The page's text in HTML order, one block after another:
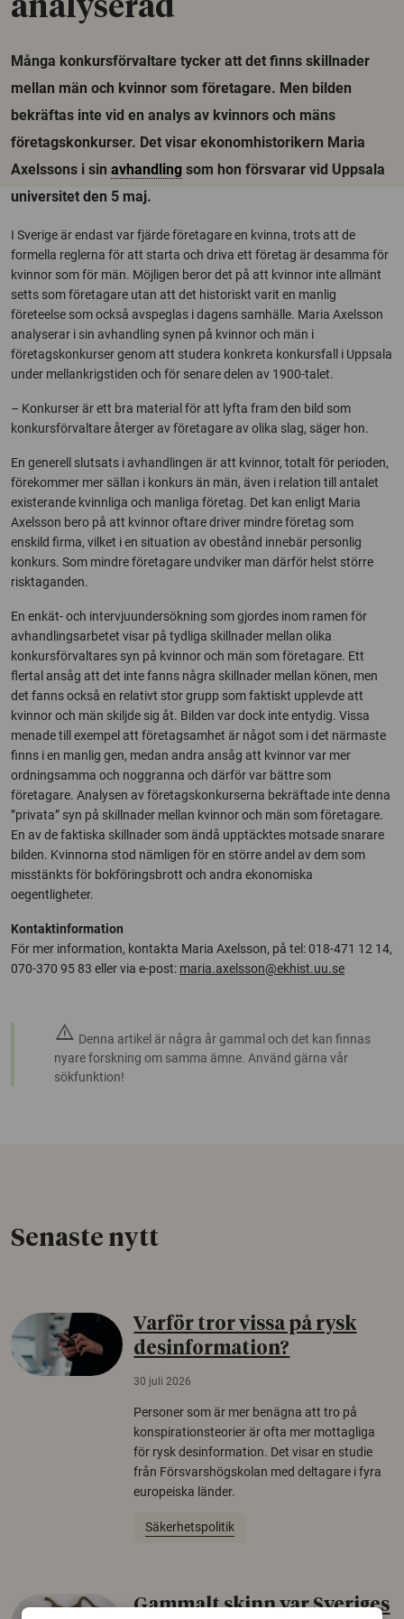
analyserad
Många konkursförvaltare tycker att det finns skillnader
mellan män och kvinnor som företagare. Men bilden
bekräftas inte vid en analys av kvinnors och mäns
företagskonkurser. Det visar ekonomhistorikern Maria
Axelssons i sin avhandling som hon försvarar vid Uppsala
universitet den 5 maj.
I Sverige är endast var fjärde företagare en kvinna, trots att de
formella reglerna för att starta och driva ett företag är desamma för
kvinnor som för män. Möjligen beror det på att kvinnor inte allmänt
setts som företagare utan att det historiskt varit en manlig
företeelse som också avspeglas i dagens samhälle. Maria Axelsson
analyserar i sin avhandling synen på kvinnor och män i
företagskonkurser genom att studera konkreta konkursfall i Uppsala
under mellankrigstiden och för senare delen av 1900-talet.
– Konkurser är ett bra material för att lyfta fram den bild som
konkursförvaltare återger av företagare av olika slag, säger hon.
En generell slutsats i avhandlingen är att kvinnor, totalt för perioden,
förekommer mer sällan i konkurs än män, även i relation till antalet
existerande kvinnliga och manliga företag. Det kan enligt Maria
Axelsson bero på att kvinnor oftare driver mindre företag som
enskild firma, vilket i en situation av obestånd innebär personlig
konkurs. Som mindre företagare undviker man därför helst större
risktaganden.
En enkät- och intervjuundersökning som gjordes inom ramen för
avhandlingsarbetet visar på tydliga skillnader mellan olika
konkursförvaltares syn på kvinnor och män som företagare. Ett
flertal ansåg att det inte fanns några skillnader mellan könen, men
det fanns också en relativt stor grupp som faktiskt upplevde att
kvinnor och män skiljde sig åt. Bilden var dock inte entydig. Vissa
menade till exempel att företagsamhet är något som i det närmaste
finns i en manlig gen, medan andra ansåg att kvinnor var mer
ordningsamma och noggranna och därför var bättre som
företagare. Analysen av företagskonkurserna bekräftade inte denna
”privata” syn på skillnader mellan kvinnor och män som företagare.
En av de faktiska skillnader som ändå upptäcktes motsade snarare
bilden. Kvinnorna stod nämligen för en större andel av dem som
misstänkts för bokföringsbrott och andra ekonomiska
oegentligheter.
Kontaktinformation
För mer information, kontakta Maria Axelsson, på tel: 018-471 12 14,
070-370 95 83 eller via e-post: maria.axelsson@ekhist.uu.se
warning Denna artikel är några år gammal och det kan finnas
nyare forskning om samma ämne. Använd gärna vår
sökfunktion!
Senaste nytt
Varför tror vissa på rysk
desinformation?
30 juli 2026
Personer som är mer benägna att tro på
konspirationsteorier är ofta mer mottagliga
för rysk desinformation. Det visar en studie
från Försvarshögskolan med deltagare i fyra
europeiska länder.
Säkerhetspolitik
Gammalt skinn var Sveriges